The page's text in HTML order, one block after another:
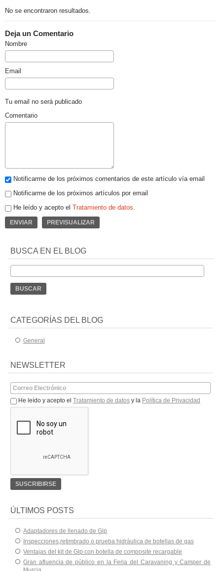
BUSCA EN EL BLOG
CATEGORÍAS DEL BLOG
General
NEWSLETTER
He leído y acepto el Tratamiento de datos y la Política de Privacidad
ÚLTIMOS POSTS
Adaptadores de llenado de Glp
Inspecciones,retimbrado o prueba hidráulica de botellas de gas
Ventajas del kit de Glp con botella de composite recargable
Gran afluencia de público en la Feria del Caravaning y Camper de
No se encontraron resultados.
Deja un Comentario
Nombre
Email
Tu email no será publicado
Comentario
Notificarme de los próximos comentarios de este artículo vía email
Notificarme de los próximos artículos por email
He leído y acepto el Tratamiento de datos.